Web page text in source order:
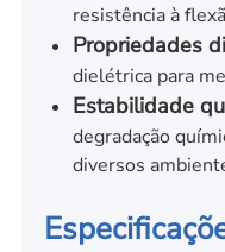
resistência à
Propriedades
dielétrica para
Estabilidade
degradação
diversos